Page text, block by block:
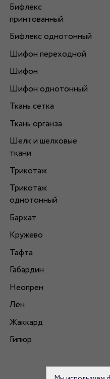
Бифлекс
принтованный
Бифлекс однотонный
Шифон переходной
Шифон
Шифон однотонный
Ткань сетка
Ткань органза
Шелк и шелковые
ткани
Трикотаж
Трикотаж
однотонный
Бархат
Кружево
Тафта
Габардин
Неопрен
Лён
Жаккард
Гипюр